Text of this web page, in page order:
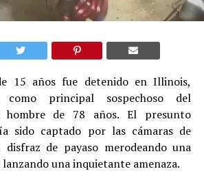
15 años fue detenido en Illinois,
como principal sospechoso del
de 78 años. El presunto
sido captado por las cámaras de
de payaso merodeando una
una inquietante amenaza.